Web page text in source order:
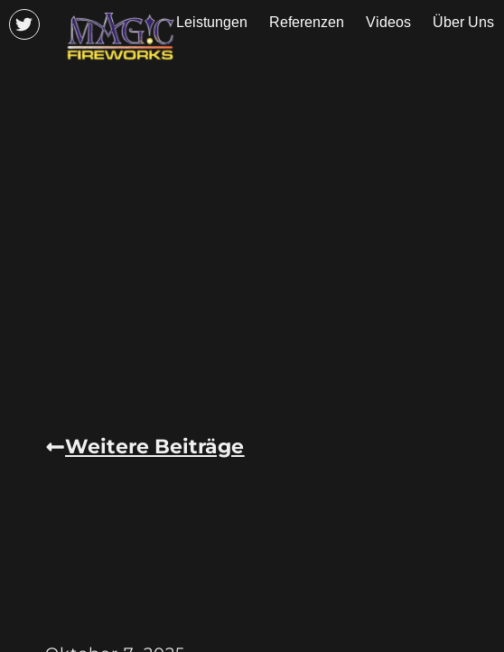
Leistungen Referenzen Videos Über Uns
Weitere Beiträge